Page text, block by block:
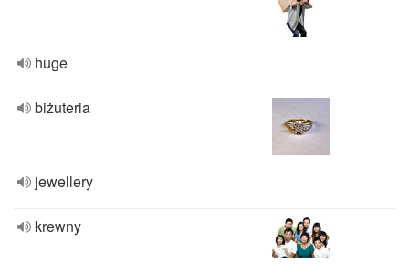
huge
biżuteria
jewellery
krewny